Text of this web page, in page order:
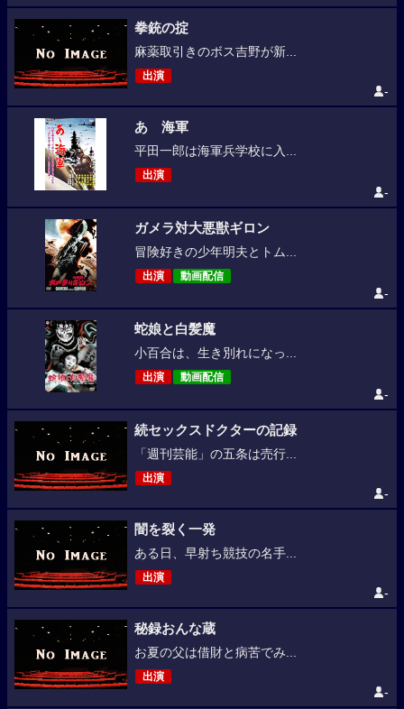
拳銃の掟
麻薬取引きのボス吉野が新...
出演
-
あゝ海軍
平田一郎は海軍兵学校に入...
出演
-
ガメラ対大悪獣ギロン
冒険好きの少年明夫とトム...
出演 動画配信
-
蛇娘と白髪魔
小百合は、生き別れになっ...
出演 動画配信
-
続セックスドクターの記録
「週刊芸能」の五条は売行...
出演
-
闇を裂く一発
ある日、早射ち競技の名手...
出演
-
秘録おんな蔵
お夏の父は借財と病苦でみ...
出演
-